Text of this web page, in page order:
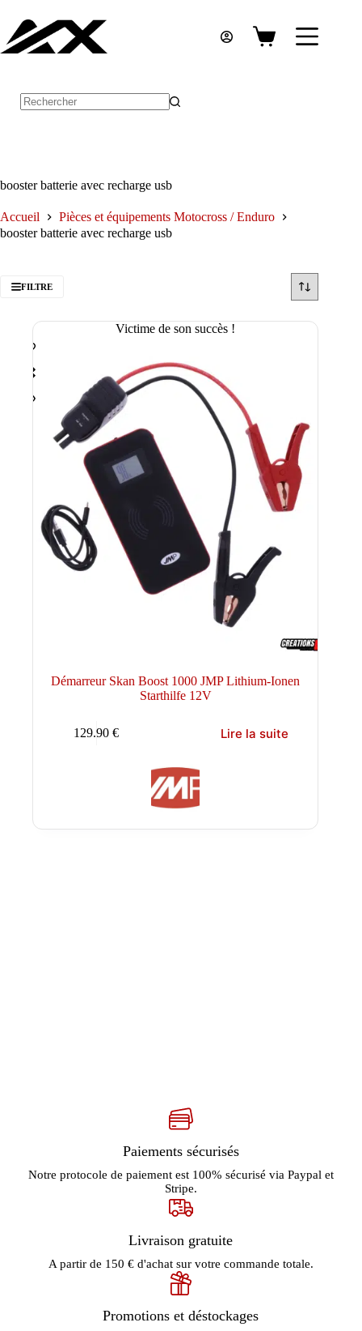
contenu
Panier
booster batterie avec recharge usb
Accueil
Pièces et équipements Motocross / Enduro
booster batterie avec recharge usb
FILTRE
Victime de son succès !
Démarreur Skan Boost 1000 JMP Lithium-Ionen
Starthilfe 12V
129.90€ Lire la suite
Paiements sécurisés
Notre protocole de paiement est 100% sécurisé via Paypal et
Stripe.
Livraison gratuite
A partir de 150 € d'achat sur votre commande totale.
Promotions et déstockages